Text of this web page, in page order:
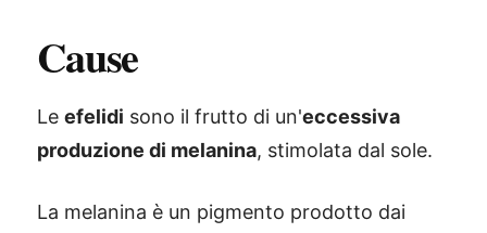
Cause
Le efelidi sono il frutto di un'eccessiva
produzione di melanina, stimolata dal sole.
La melanina è un pigmento prodotto dai